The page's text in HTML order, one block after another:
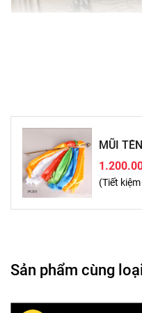
MŨI
(Tiết kiệm
Sản phẩm cùng